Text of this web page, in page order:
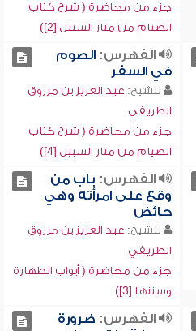
جزء من محاضرة ( شرح كتاب
الصيام من منار السبيل [2])
الفهرس:الصوم
في السفر
للشيخ: عبد العزيز بن مرزوق
الطريفي
جزء من محاضرة ( شرح كتاب
الصيام من منار السبيل [4])
الفهرس: باب من
وقع على امرأته وهي
حائض
للشيخ: عبد العزيز بن مرزوق
الطريفي
جزء من محاضرة ( أبواب الطهارة
وسننها [3])
الفهرس: ضرورة